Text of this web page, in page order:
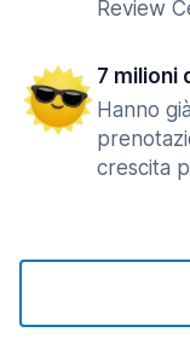
Review
7 milioni
Hanno
crescita